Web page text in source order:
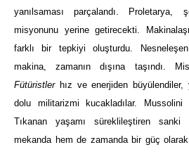
yanılsaması parçalandı. Proletarya,
misyonunu yerine getirecekti.
farklı bir tepkiyi oluşturdu.
makina, zamanın dışına taşındı.
Fütüristler hız ve enerjiden büyülendiler,
dolu militarizmi kucakladılar. Mussolini
Tıkanan yaşamı süreklileştiren sanki
mekanda hem de zamanda bir güç olarak